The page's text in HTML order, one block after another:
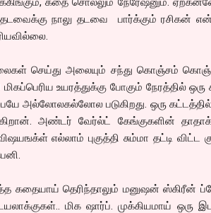
நாலு தடவை பார்க்கும் ரசிகன்
செய்து அலையும் சந்து கொஞ்சம்
உயரத்துக்கு போகும் நேரத்தில்
அல்லோலகல்லோல படுகிறது. ஒரு
அண்டர் வேர்ல்ட் கேங்குகளின்
எல்லாம் புகுத்தி சும்மா தட்டி விட்ட
தெரிந்தாலும் மனுஷன் ஸ்கிரீன்
மிக ஷார்ப். முக்கியமாய் ஒரு